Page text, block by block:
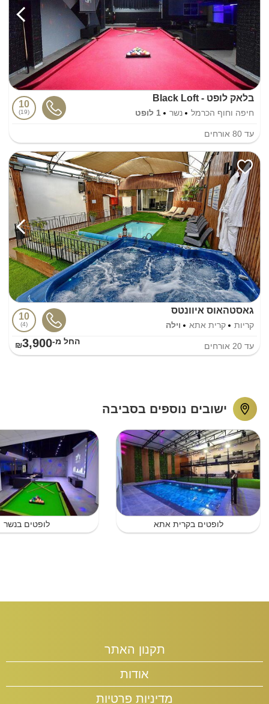
בלאק לופט - Black Loft
חיפה וחוף הכרמל נשר 1 לופט
10
19
עד 80 אורחים
גאסטהאוס איוונטס
קריות קרית אתא וילה
10
4
עד 20 אורחים החל מ-₪3,900
ישובים נוספים בסביבה
לופטים בקרית אתא לופטים בנשר
תקנון האתר
אודות
מדיניות פרטיות